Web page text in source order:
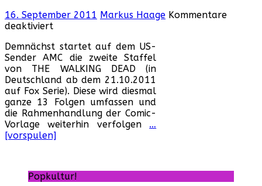
16. September 2011 Markus Haage Kommentare
deaktiviertfür
DEAD:
Webserie
kommt!
Demnächst startet auf dem US-
Sender AMC die zweite Staffel
von THE WALKING DEAD (in
Deutschland ab dem 21.10.2011
auf Fox Serie). Diese wird diesmal
ganze 13 Folgen umfassen und
die Rahmenhandlung der Comic-
Vorlage weiterhin verfolgen …
[vorspulen]
Popkultur!